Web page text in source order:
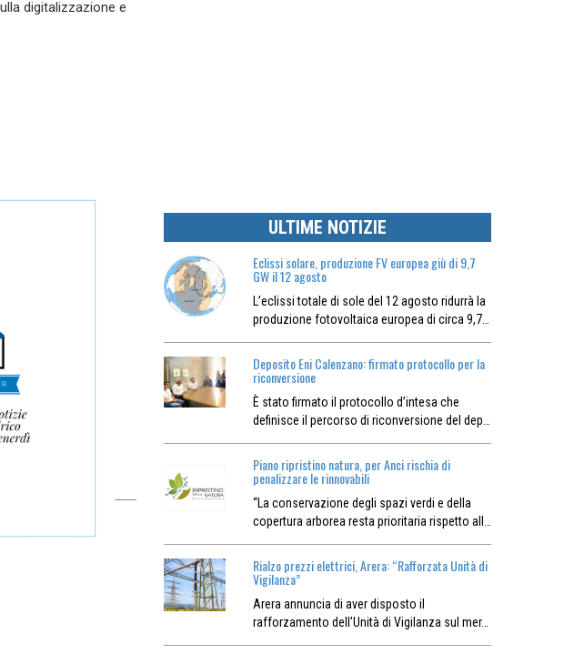
digitalizzazione e
ULTIME NOTIZIE
Eclissi solare, produzione FV europea giù di 9,7
GW il 12 agosto
L’eclissi totale di sole del 12 agosto ridurrà la
produzione fotovoltaica europea di circa 9,7…
Deposito Eni Calenzano: firmato protocollo per la
riconversione
È stato firmato il protocollo d’intesa che
definisce il percorso di riconversione del dep…
Piano ripristino natura, per Anci rischia di
penalizzare le rinnovabili
“La conservazione degli spazi verdi e della
copertura arborea resta prioritaria rispetto all…
Rialzo prezzi elettrici, Arera: “Rafforzata Unità di
Vigilanza”
Arera annuncia di aver disposto il
rafforzamento dell'Unità di Vigilanza sul mer…